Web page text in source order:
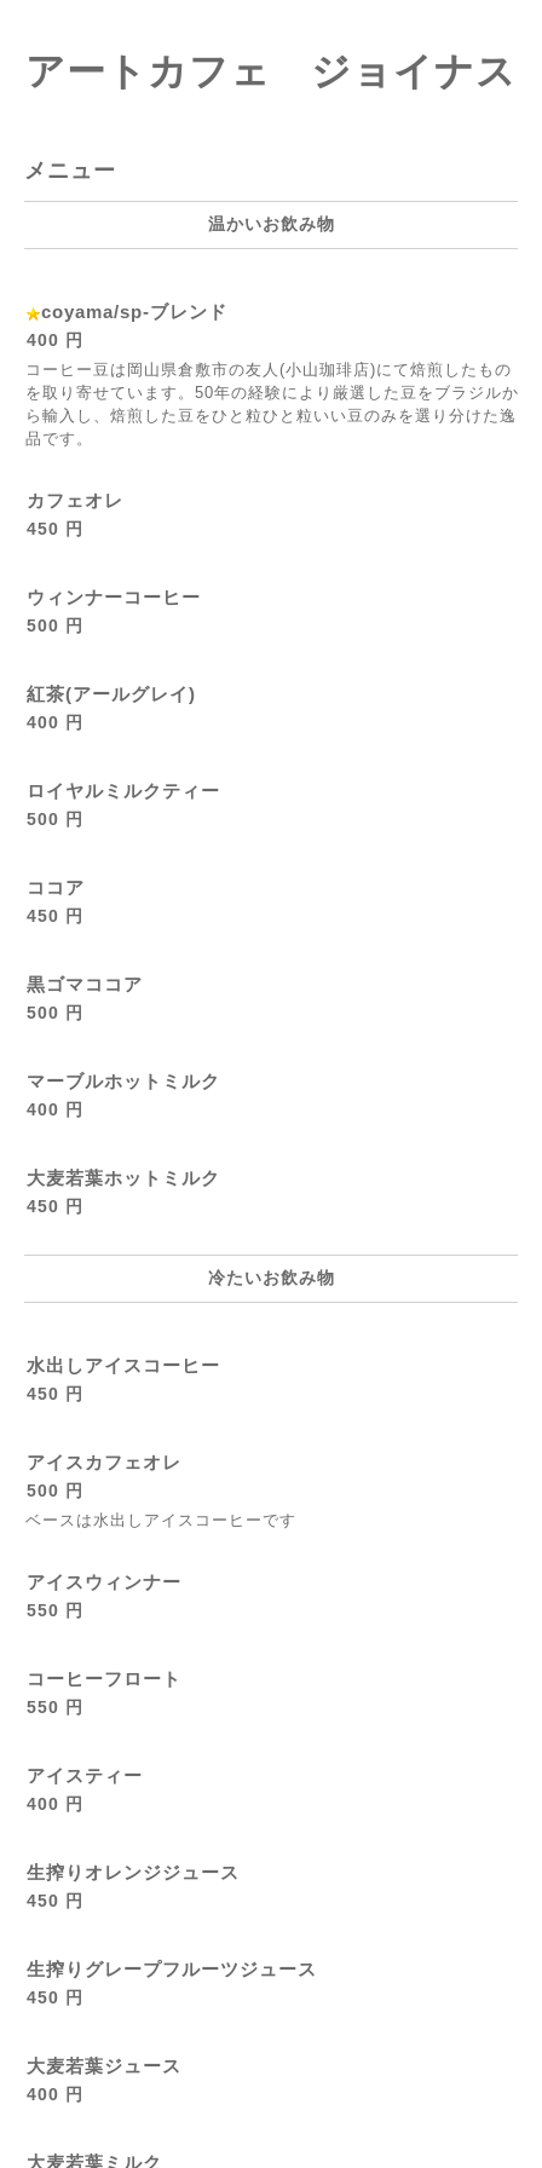
アートカフェ ジョイナス
メニュー
温かいお飲み物
coyama/sp-ブレンド
400 円
コーヒー豆は岡山県倉敷市の友人(小山珈琲店)にて焙煎したもの
を取り寄せています。50年の経験により厳選した豆をブラジルか
ら輸入し、焙煎した豆をひと粒ひと粒いい豆のみを選り分けた逸
品です。
カフェオレ
450 円
ウィンナーコーヒー
500 円
紅茶(アールグレイ)
400 円
ロイヤルミルクティー
500 円
ココア
450 円
黒ゴマココア
500 円
マーブルホットミルク
400 円
大麦若葉ホットミルク
450 円
冷たいお飲み物
水出しアイスコーヒー
450 円
アイスカフェオレ
500 円
ベースは水出しアイスコーヒーです
アイスウィンナー
550 円
コーヒーフロート
550 円
アイスティー
400 円
生搾りオレンジジュース
450 円
生搾りグレープフルーツジュース
450 円
大麦若葉ジュース
400 円
大麦若葉ミルク